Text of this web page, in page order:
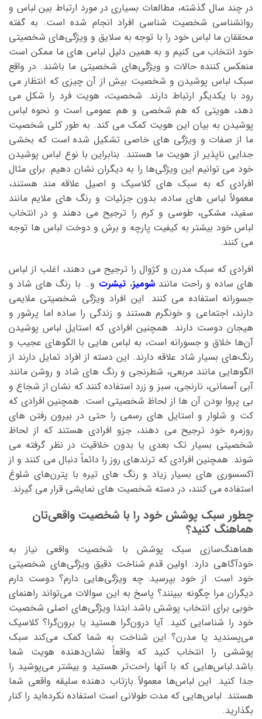
در چند سال گذشته، مطالعات بسیاری در مورد ارتباط بین لباس و
روانشناسی شخصیت شناسی افراد انجام شده است. به گفته
محققان ما لباس خود را با توجه به سلایق و ویژگی‌های شخصیتی
خود انتخاب می‌ کنیم و به همین دلیل لباس‌ های ما ممکن است
منعکس کننده حالات و ویژگی‌های شخصیتی ما باشند. در واقع
سبک لباس پوشیدن و شخصیت بیش از آن چیزی که انتظار می‌
رود با یکدیگر ارتباط دارند. شخصیت، هویت فرد را شکل می
‌دهد، هویتی که هم شخصی و هم عمومی است و نحوه لباس
پوشیدن به بیان این هویت کمک می ‌کند. به طور کلی شخصیت
ما از صفات ‌و ویژگی ‌های خاصی تشکیل شده است که بخشی
جدایی ناپذیر از هویت ما هستند. بنابراین با نوع لباس پوشیدن
خود می ‌توانیم این ویژگی‌ها را به دیگران نشان دهیم. برای مثال
افرادی که به سبک‌ های کلاسیک و اصیل علاقه ‌مند هستند‌،
معمولاً لباس ‌های ساده، بدون جزئیات و رنگ ‌های ملایم مانند
سفید، مشکی، طوسی و کرم را ترجیح می ‌دهند و در انتخاب
لباس خود بیشتر به کیفیت پارچه و برش و دوخت لباس ‌ها توجه
می ‌کنند.
افرادی که سبک مدرن و کژوال را ترجیح می ‌دهند، اغلب از لباس
‌های ساده و راحت مانند شومیز، تیشرت و… با رنگ ‌های شاد و
جسورانه استفاده می ‌کنند. این افراد ویژگی شخصیتی ملایمی
دارند، اجتماعی و خونگرم هستند و زندگی را ساده اما پرشور و
هیجان دوست دارند. همچنین افرادی که استایل لباس پوشیدن
آن‌ها خلاق و جسورانه است، به لباس ‌هایی با الگوهای عجیب و
رنگ‌های بسیار شاد علاقه دارند. این دسته از افراد تمایل دارند از
الگوهایی مانند مربعی، شطرنجی و رنگ‌ های شاد و روشن مانند
آبی آسمانی، نارنجی، سبز و زرد استفاده کنند که نشان از شجاع و
بی ‌پروا بودن آن ‌ها از لحاظ شخصیتی است. همچنین افرادی که
کت و شلوار و استایل ‌های رسمی را حتی در بیرون رفتن‌ های
روزمره خود ترجیح می‌ دهند، جزو افرادی هستند که از لحاظ
شخصیتی بسیار تک بعدی یا بدون خلاقیت در نظر گرفته می
‌شوند. همچنین افرادی که ترندهای روز را دائماً دنبال می‌ کنند و از
اکسسوری ‌های بسیار زیاد و رنگ ‌های تیره با پترن‌های شلوغ
استفاده می‌ کنند، در دسته شخصیت‌ های نمایشی قرار می ‌گیرند.
چطور سبک پوشش خود را با شخصیت واقعی‌تان
هماهنگ کنید؟
هماهنگ‌سازی سبک پوشش با شخصیت واقعی نیاز به
خودآگاهی دارد. اولین قدم شناخت دقیق ویژگی‌های شخصیتی
خود است. از خود بپرسید: چه ویژگی‌هایی دارم؟ دوست دارم
دیگران مرا چگونه ببینند؟ پاسخ به این سوالات می‌تواند راهنمای
خوبی برای انتخاب پوشش باشد.ابتدا ویژگی‌های اصلی شخصیت
خود را شناسایی کنید. آیا درون‌گرا هستید یا برون‌گرا؟ کلاسیک
می‌پسندید یا مدرن؟ این شناخت به شما کمک می‌کند سبک
پوششی را انتخاب کنید که واقعاً نشان‌دهنده هویت شما
باشد.لباس‌هایی که با آنها راحت‌تر هستید و بیشتر می‌پوشید را
جدا کنید. این لباس‌ها معمولاً بازتاب دهنده سلیقه واقعی شما
هستند. لباس‌هایی که مدت طولانی است استفاده نکرده‌اید را کنار
بگذارید.